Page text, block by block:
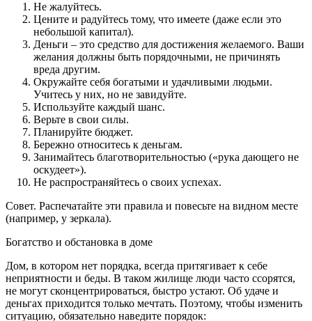
Не жалуйтесь.
Цените и радуйтесь тому, что имеете (даже если это
небольшой капитал).
Деньги – это средство для достижения желаемого. Ваши
желания должны быть порядочными, не причинять
вреда другим.
Окружайте себя богатыми и удачливыми людьми.
Учитесь у них, но не завидуйте.
Используйте каждый шанс.
Верьте в свои силы.
Планируйте бюджет.
Бережно относитесь к деньгам.
Занимайтесь благотворительностью («рука дающего не
оскудеет»).
Не распространяйтесь о своих успехах.
Совет. Распечатайте эти правила и повесьте на видном месте
(например, у зеркала).
Богатство и обстановка в доме
Дом, в котором нет порядка, всегда притягивает к себе
неприятности и беды. В таком жилище люди часто ссорятся,
не могут сконцентрироваться, быстро устают. Об удаче и
деньгах приходится только мечтать. Поэтому, чтобы изменить
ситуацию, обязательно наведите порядок: